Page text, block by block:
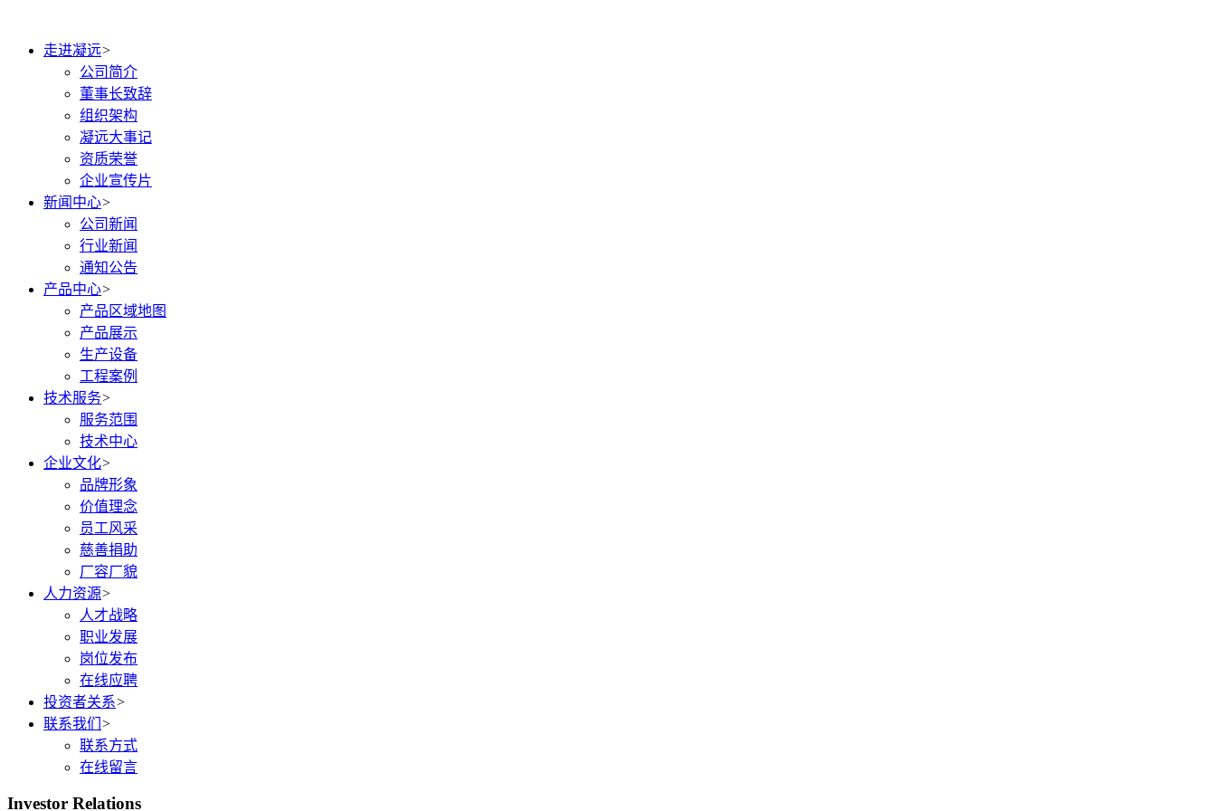
走进凝远>
公司简介
董事长致辞
组织架构
凝远大事记
资质荣誉
企业宣传片
新闻中心>
公司新闻
行业新闻
通知公告
产品中心>
产品区域地图
产品展示
生产设备
工程案例
技术服务>
服务范围
技术中心
企业文化>
品牌形象
价值理念
员工风采
慈善捐助
厂容厂貌
人力资源>
人才战略
职业发展
岗位发布
在线应聘
投资者关系>
联系我们 >
联系方式
在线留言
Investor Relations